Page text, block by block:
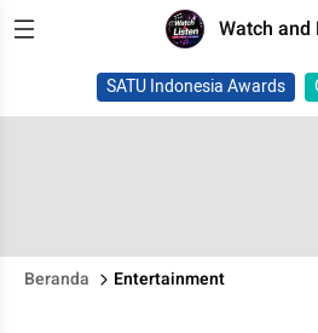
Watch and
SATU Indonesia Awards
Beranda Entertainment